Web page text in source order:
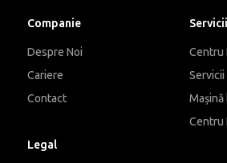
Companie
Despre Noi
Cariere
Contact
Servicii
Centru
Mașină
Centru
Legal